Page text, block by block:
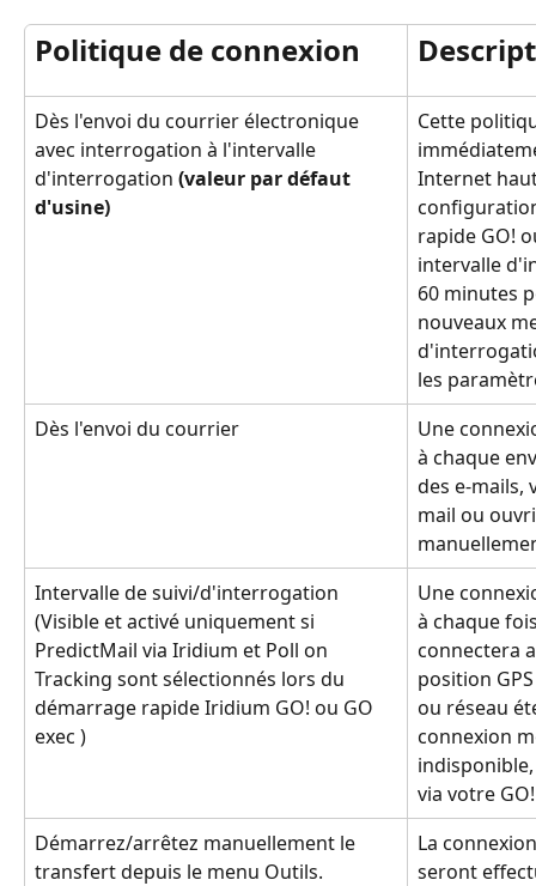
Politique de connexion
Dès l'envoi du courrier électronique
avec interrogation à l'intervalle
d'interrogation (valeur par défaut
d'usine)
Cette
Internet
rapide GO!
intervalle
60 minutes
nouveaux
les
Dès l'envoi du courrier
Une
à chaque
des e-mails,
mail ou
Intervalle de suivi/d'interrogation
(Visible et activé uniquement si
PredictMail via Iridium et Poll on
Tracking sont sélectionnés lors du
démarrage rapide Iridium GO! ou GO
exec )
Une
à chaque
connectera
position
ou réseau
connexion
via votre
Démarrez/arrêtez manuellement le
transfert depuis le menu Outils.
La
seront